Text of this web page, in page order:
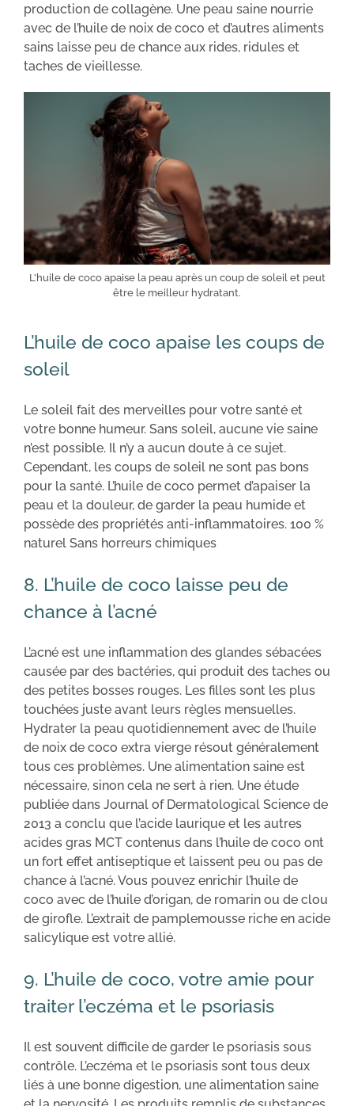
production de collagène. Une peau saine nourrie
avec de l’huile de noix de coco et d’autres aliments
sains laisse peu de chance aux rides, ridules et
taches de vieillesse.
L’huile de coco apaise la peau après un coup de soleil et peut
être le meilleur hydratant.
L’huile de coco apaise les coups de
soleil
Le soleil fait des merveilles pour votre santé et
votre bonne humeur. Sans soleil, aucune vie saine
n’est possible. Il n’y a aucun doute à ce sujet.
Cependant, les coups de soleil ne sont pas bons
pour la santé. L’huile de coco permet d’apaiser la
peau et la douleur, de garder la peau humide et
possède des propriétés anti-inflammatoires. 100 %
naturel Sans horreurs chimiques
8. L’huile de coco laisse peu de
chance à l’acné
L’acné est une inflammation des glandes sébacées
causée par des bactéries, qui produit des taches ou
des petites bosses rouges. Les filles sont les plus
touchées juste avant leurs règles mensuelles.
Hydrater la peau quotidiennement avec de l’huile
de noix de coco extra vierge résout généralement
tous ces problèmes. Une alimentation saine est
nécessaire, sinon cela ne sert à rien. Une étude
publiée dans Journal of Dermatological Science de
2013 a conclu que l’acide laurique et les autres
acides gras MCT contenus dans l’huile de coco ont
un fort effet antiseptique et laissent peu ou pas de
chance à l’acné. Vous pouvez enrichir l’huile de
coco avec de l’huile d’origan, de romarin ou de clou
de girofle. L’extrait de pamplemousse riche en acide
salicylique est votre allié.
9. L’huile de coco, votre amie pour
traiter l’eczéma et le psoriasis
Il est souvent difficile de garder le psoriasis sous
contrôle. L’eczéma et le psoriasis sont tous deux
liés à une bonne digestion, une alimentation saine